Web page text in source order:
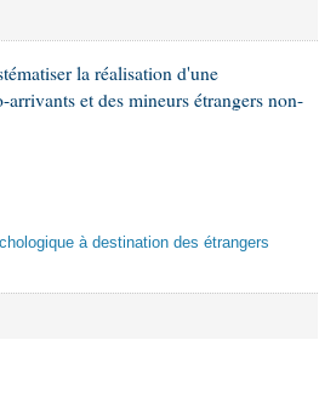
la réalisation d'une
et des mineurs étrangers non-
à destination des étrangers